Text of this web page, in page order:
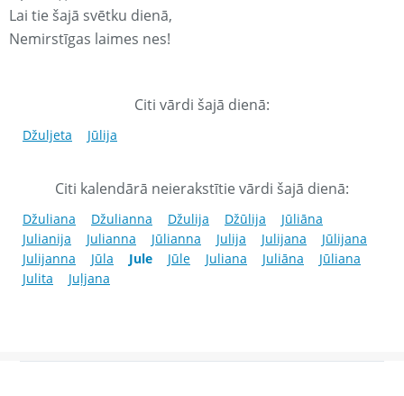
Lai tie šajā svētku dienā,
Nemirstīgas laimes nes!
Citi vārdi šajā dienā:
Džuljeta Jūlija
Citi kalendārā neierakstītie vārdi šajā dienā:
Džuliana Džulianna Džulija Džūlija
Jūliāna
Julianija
Julianna Jūlianna Julija Julijana
Jūlijana
Julijanna
Jūla Jule Jūle Juliana Juliāna
Jūliana
Julita
Juļjana